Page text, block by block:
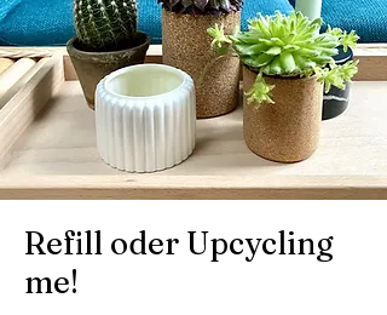
Refill oder Upcycling
me!